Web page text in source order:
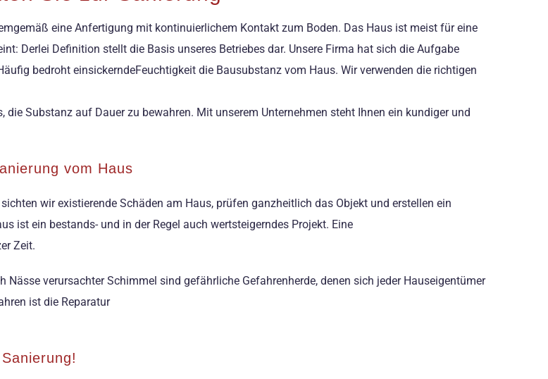
eine Anfertigung mit kontinuierlichem Kontakt zum Boden. Das Haus ist meist für eine
Derlei Definition stellt die Basis unseres Betriebes dar. Unsere Firma hat sich die Aufgabe
bedroht einsickerndeFeuchtigkeit die Bausubstanz vom Haus. Wir verwenden die richtigen
Substanz auf Dauer zu bewahren. Mit unserem Unternehmen steht Ihnen ein kundiger und
vom Haus
wir existierende Schäden am Haus, prüfen ganzheitlich das Objekt und erstellen ein
ist ein bestands- und in der Regel auch wertsteigerndes Projekt. Eine
Zeit.
verursachter Schimmel sind gefährliche Gefahrenherde, denen sich jeder Hauseigentümer
ist die Reparatur